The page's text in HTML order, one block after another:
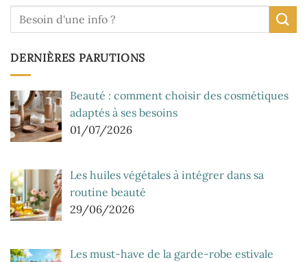
DERNIÈRES PARUTIONS
Beauté : comment choisir des cosmétiques
adaptés à ses besoins
01/07/2026
Les huiles végétales à intégrer dans sa
routine beauté
29/06/2026
Les must-have de la garde-robe estivale